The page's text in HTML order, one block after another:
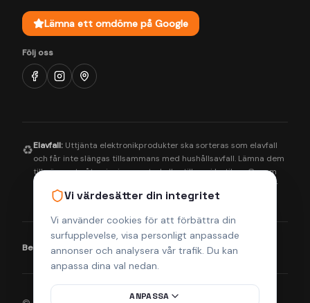
Vi värdesätter din integritet
Vi använder cookies för att förbättra din
surfupplevelse, visa personligt anpassade
annonser och analysera vår trafik. Du kan
anpassa dina val nedan.
ANPASSA
Lämna ett omdöme på Google
Följ oss
♻️Elavfall: Uttjänta elektronikprodukter ska sorteras som elavfall
och får inte slängas tillsammans med hushållsavfall. Lämna dem
till närmaste återvinningscentral eller till oss i butiken. Genom
korrekt hantering bidrar du till en bättre miljö och säkerställer
att farliga ämnen tas om hand på rätt sätt.
Betalningsmetoder: Visa Mastercard Klarna